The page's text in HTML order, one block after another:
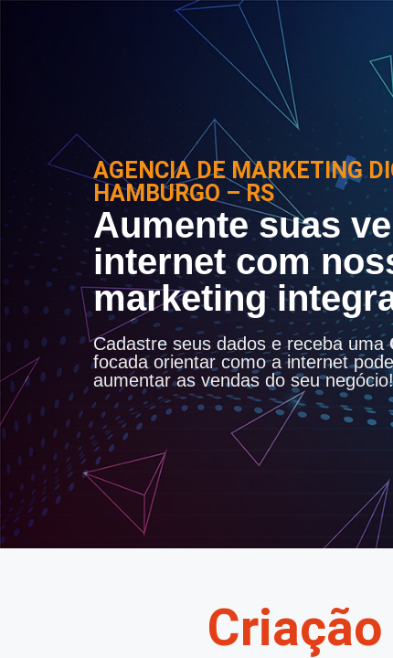
AGENCIA DE MARKETING
HAMBURGO – RS
Aumente suas
internet com
marketing
Cadastre seus dados e receba uma
focada orientar como a internet
aumentar as vendas do seu negócio!